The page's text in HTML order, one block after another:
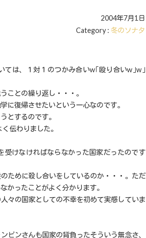
2004年7月1日
Category : 冬のソナタ
ては、１対１のつかみ合いw｢殴り合いw｣w｣
ことの繰り返し・・・。
に復帰させたいという一心なのです。
とするのです。
伝わりました。
受けなければならなかった国家だったのです
ために殺し合いをしているのか・・・。ただ
かったことがよく分かります。
々の国家としての不幸を初めて実感していま
ビンさんも国家の背負ったそういう無念さ、